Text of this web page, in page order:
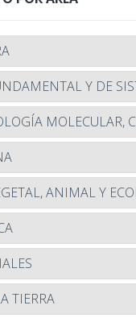
Y DE
MOLECULAR,
ANIMAL Y
TIERRA